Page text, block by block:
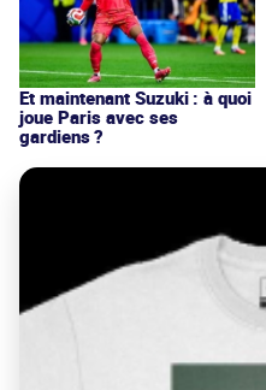
Et maintenant Suzuki : à quoi
joue Paris avec ses
gardiens ?